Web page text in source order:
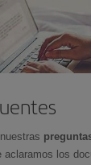
aclaramos los